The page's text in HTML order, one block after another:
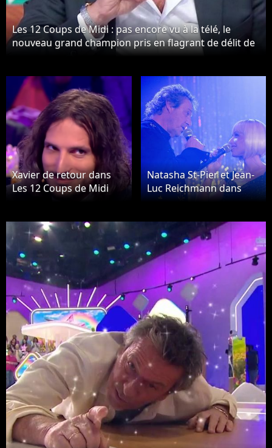
Les 12 Coups de Midi : pas encore vu à la télé, le
nouveau grand champion pris en flagrant de délit de
tricherie durant le tournage
Xavier de retour dans
Les 12 Coups de Midi
Natasha St-Pier et Jean-
Luc Reichmann dans
Léo Mattéi